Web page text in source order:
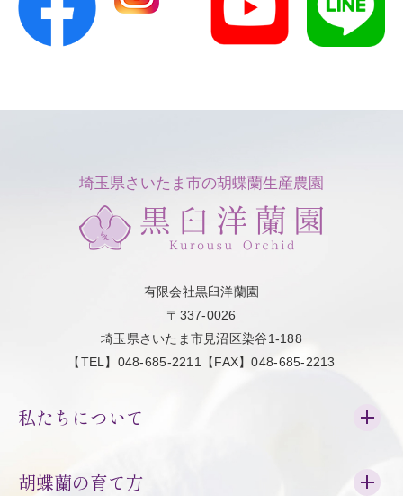
埼玉県さいたま市の胡蝶蘭生産農園
有限会社黒臼洋蘭園
〒337-0026
埼玉県さいたま市見沼区染谷1-188
【TEL】048-685-2211【FAX】048-685-2213
私たちについて
胡蝶蘭の育て方